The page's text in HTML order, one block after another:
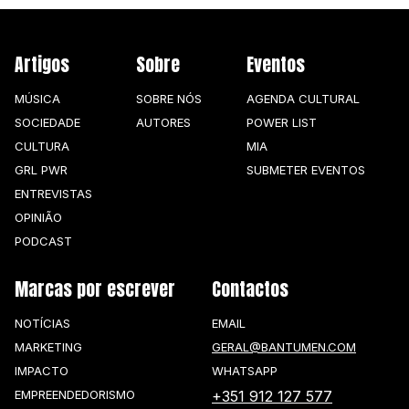
Artigos
MÚSICA
SOCIEDADE
CULTURA
GRL PWR
ENTREVISTAS
OPINIÃO
PODCAST
Sobre
SOBRE NÓS
AUTORES
Eventos
AGENDA CULTURAL
POWER LIST
MIA
SUBMETER EVENTOS
Marcas por escrever
NOTÍCIAS
MARKETING
IMPACTO
EMPREENDEDORISMO
Contactos
EMAIL
GERAL@BANTUMEN.COM
WHATSAPP
+351 912 127 577